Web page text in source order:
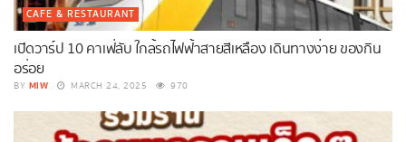
CAFE & RESTAURANT
เปิดวาร์ป 10 คาเฟ่ลับ ใกล้รถไฟฟ้าสายสีเหลือง เดินทางง่าย ของกิน
อร่อย
BY MIW MARCH 24, 2025 970